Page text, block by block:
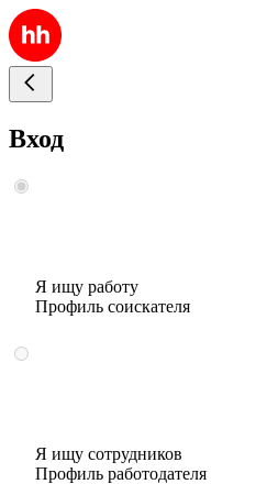
Вход
Я ищу работу
Профиль соискателя
Я ищу сотрудников
Профиль работодателя